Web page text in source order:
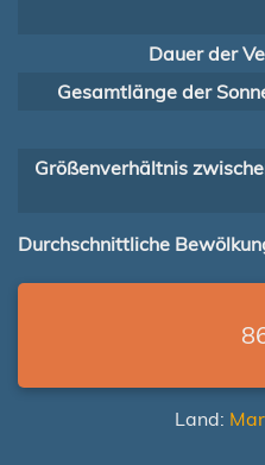
Dauer der
Gesamtlänge der
Größenverhältnis
Durchschnittliche
Land: